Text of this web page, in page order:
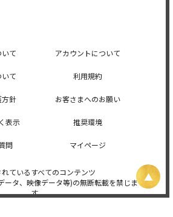
て アカウントについて
て 利用規約
方針 お客さまへのお願い
表示 推奨環境
問 マイページ
ているすべてのコンテンツ
ータ、映像データ等)の無断転載を禁じま
す。